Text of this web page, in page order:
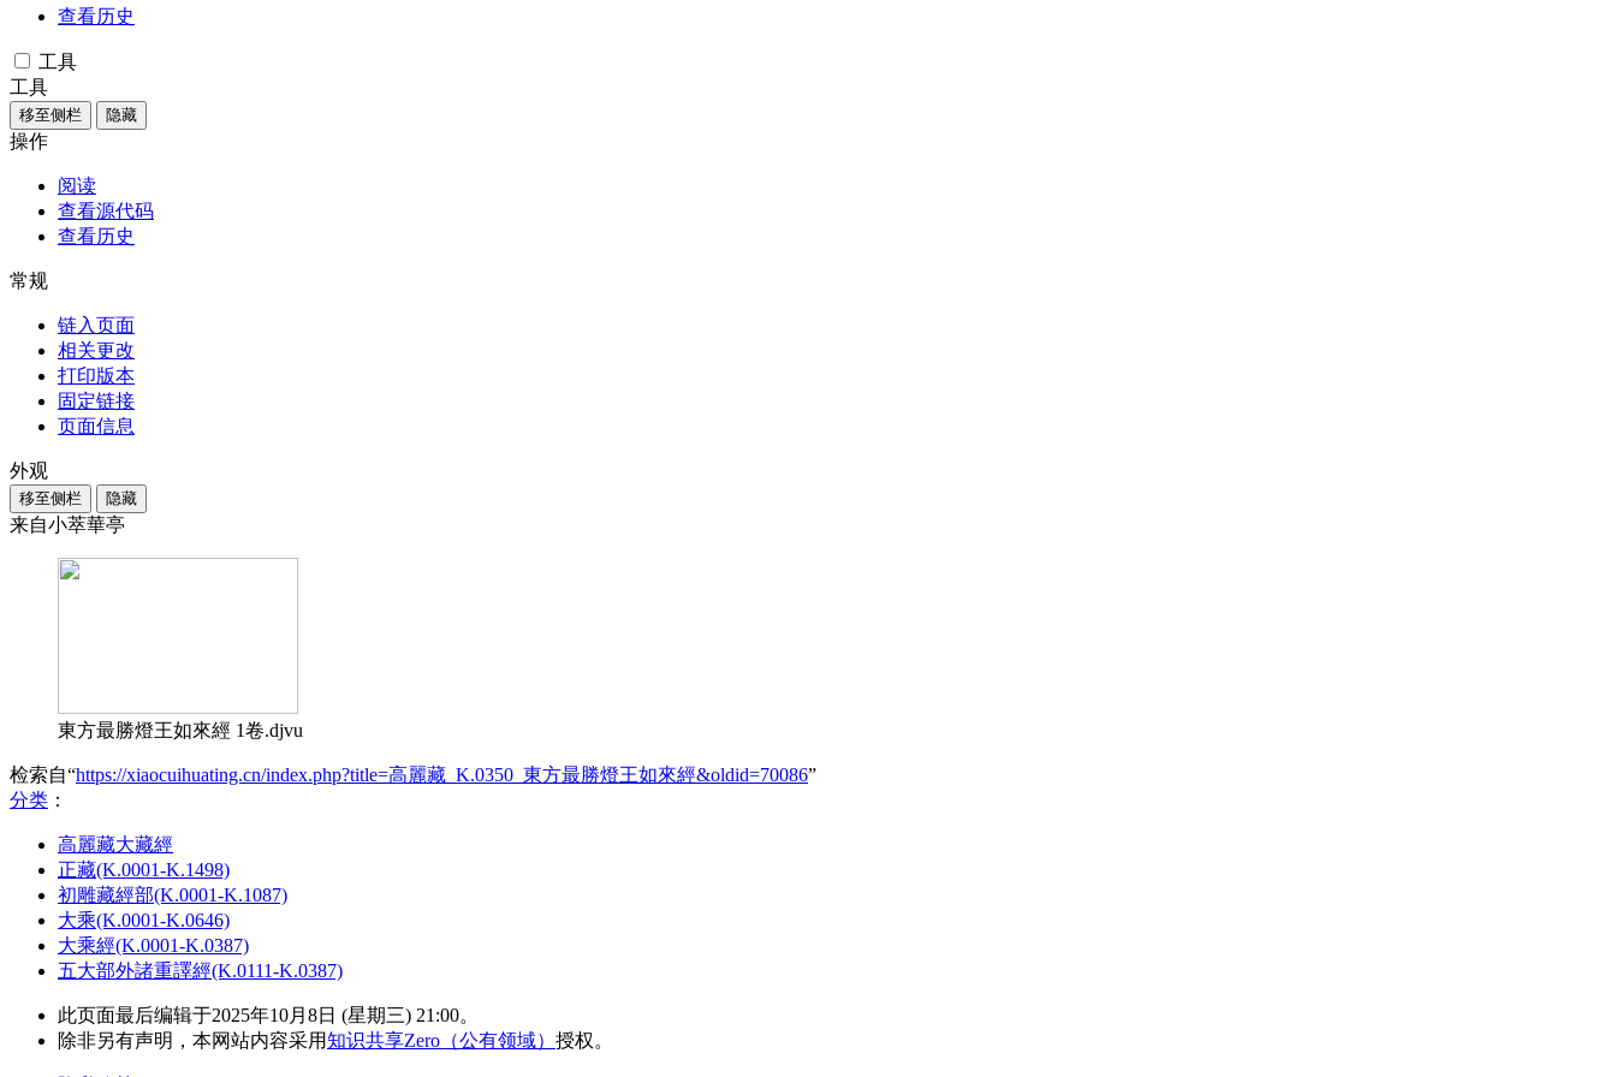
查看历史
工具
工具
移至侧栏 隐藏
操作
阅读
查看源代码
查看历史
常规
链入页面
相关更改
打印版本
固定链接
页面信息
外观
移至侧栏 隐藏
来自小萃華亭
東方最勝燈王如來經 1卷.djvu
检索自“https://xiaocuihuating.cn/index.php?title=高麗藏_K.0350_東方最勝燈王如來經&oldid=70086”
分类 ：​
高麗藏大藏經
正藏(K.0001-K.1498)
初雕藏經部(K.0001-K.1087)
大乘(K.0001-K.0646)
大乘經(K.0001-K.0387)
五大部外諸重譯經(K.0111-K.0387)
此页面最后编辑于2025年10月8日 (星期三) 21:00。
除非另有声明，本网站内容采用知识共享Zero（公有领域） 授权。